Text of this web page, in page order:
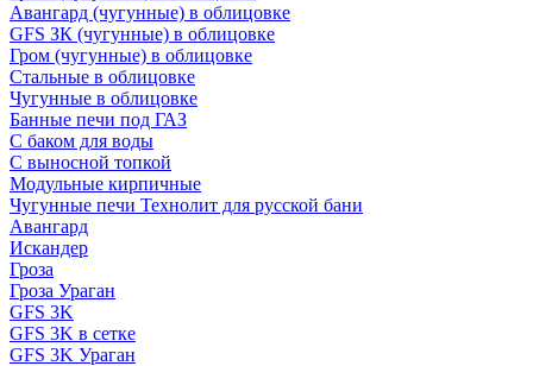
Авангард (чугунные) в облицовке
GFS ЗК (чугунные) в облицовке
Гром (чугунные) в облицовке
Стальные в облицовке
Чугунные в облицовке
Банные печи под ГАЗ
С баком для воды
С выносной топкой
Модульные кирпичные
Чугунные печи Технолит для русской бани
Авангард
Искандер
Гроза
Гроза Ураган
GFS 3K
GFS 3K в сетке
GFS 3K Ураган